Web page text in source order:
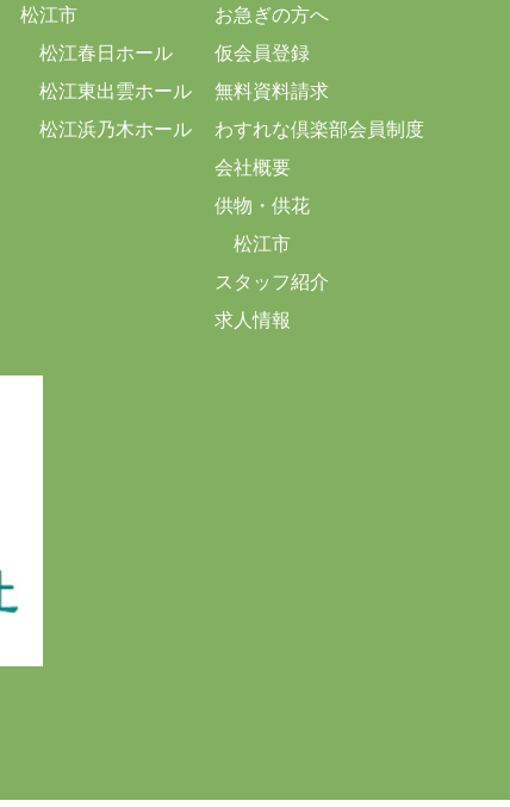
松江市
松江春日ホール
松江東出雲ホール
松江浜乃木ホール
お急ぎの方へ
仮会員登録
無料資料請求
わすれな倶楽部会員制度
会社概要
供物・供花
松江市
スタッフ紹介
求人情報